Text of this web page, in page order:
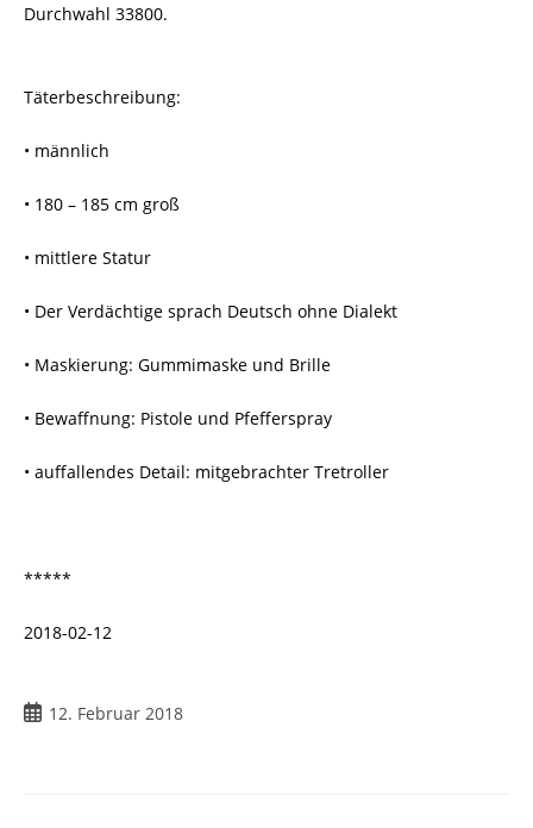
Durchwahl 33800.
Täterbeschreibung:
• männlich
• 180 – 185 cm groß
• mittlere Statur
• Der Verdächtige sprach Deutsch ohne Dialekt
• Maskierung: Gummimaske und Brille
• Bewaffnung: Pistole und Pfefferspray
• auffallendes Detail: mitgebrachter Tretroller
*****
2018-02-12
Beitrag12. Februar 2018